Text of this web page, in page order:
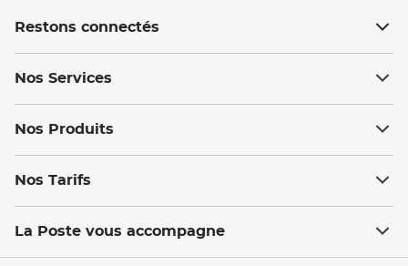
Restons connectés
Nos Services
Nos Produits
Nos Tarifs
La Poste vous accompagne